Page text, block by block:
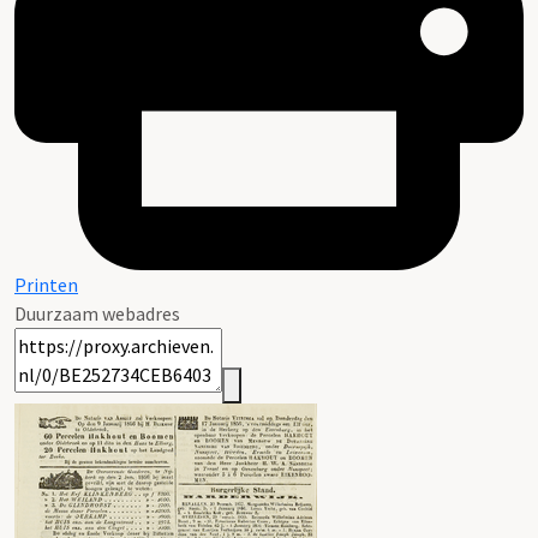
Printen
Duurzaam webadres